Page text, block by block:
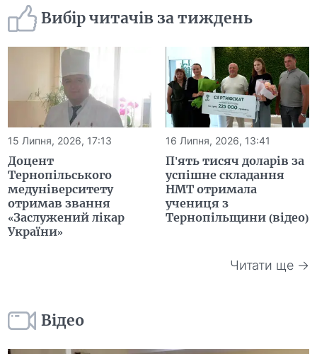
Вибір читачів за тиждень
15 Липня, 2026, 17:13
Доцент
Тернопільського
медуніверситету
отримав звання
«Заслужений лікар
України»
16 Липня, 2026, 13:41
П'ять тисяч доларів за
успішне складання
НМТ отримала
учениця з
Тернопільщини (відео)
Читати ще →
Відео